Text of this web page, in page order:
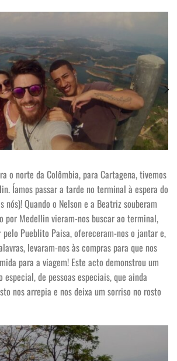
o norte da Colômbia, para Cartagena, tivemos
Íamos passar a tarde no terminal à espera do
nós)! Quando o Nelson e a Beatriz souberam
por Medellin vieram-nos buscar ao terminal,
pelo Pueblito Paisa, ofereceram-nos o jantar e,
levaram-nos às compras para que nos
para a viagem! Este acto demonstrou um
de pessoas especiais, que ainda
nos arrepia e nos deixa um sorriso no rosto